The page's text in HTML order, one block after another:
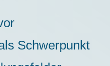
Schwerpunkt